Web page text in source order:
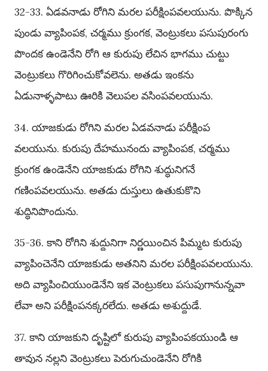
32-33. ఏడవనాడు రోగిని మరల పరీక్షింపవలయును. పొక్కిన
పుండు వ్యాపింపక, చర్మము క్రుంగక, వెంట్రుకలు పసుపురంగు
పొందక ఉండెనేని రోగి ఆ కురుపు లేచిన భాగము చుట్టు
వెంట్రుకలు గొరిగించుకోవలెను. అతడు ఇంకను
ఏడునాళ్ళపాటు ఊరికి వెలుపల వసింపవలయును.
34. యాజకుడు రోగిని మరల ఏడవనాడు పరీక్షింప
వలయును. కురుపు దేహమునందు వ్యాపింపక, చర్మము
క్రుంగక ఉండెనేని యాజకుడు రోగిని శుద్ధునిగనే
గణింపవలయును. అతడు దుస్తులు ఉతుకుకొని
శుద్ధినిపొందును.
35-36. కాని రోగిని శుద్దునిగా నిర్ణయించిన పిమ్మట కురుపు
వ్యాపించెనేని యాజకుడు అతనిని మరల పరీక్షింపవలయును.
అది వ్యాపించియుండెనేని ఇక వెంట్రుకలు పసుపుగానున్నవా
లేవా అని పరీక్షింపనక్కరలేదు. అతడు అశుద్దుడే.
37. కాని యాజకుని దృష్టిలో కురుపు వ్యాపింపకయుండి ఆ
తావున నల్లని వెంట్రుకలు పెరుగుచుండెనేని రోగికి